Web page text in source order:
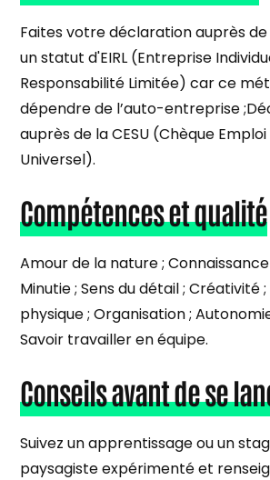
Faites votre déclaration auprès de
un statut d'EIRL (Entreprise
Responsabilité Limitée) car ce
dépendre de l’auto-entreprise
auprès de la CESU (Chèque
Universel).
Compétences et qualité
Amour de la nature ;
Minutie ; Sens du détail ; Créativité
physique ; Organisation ;
Savoir travailler en équipe.
Conseils avant de se
Suivez un apprentissage ou un
paysagiste expérimenté et